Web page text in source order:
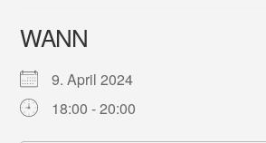
WANN
9. April 2024
18:00 - 20:00